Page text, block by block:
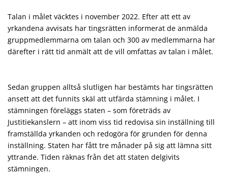
Talan i målet väcktes i november 2022. Efter att ett av
yrkandena avvisats har tingsrätten informerat de anmälda
gruppmedlemmarna om talan och 300 av medlemmarna har
därefter i rätt tid anmält att de vill omfattas av talan i målet.
Sedan gruppen alltså slutligen har bestämts har tingsrätten
ansett att det funnits skäl att utfärda stämning i målet. I
stämningen föreläggs staten – som företräds av
Justitiekanslern – att inom viss tid redovisa sin inställning till
framställda yrkanden och redogöra för grunden för denna
inställning. Staten har fått tre månader på sig att lämna sitt
yttrande. Tiden räknas från det att staten delgivits
stämningen.